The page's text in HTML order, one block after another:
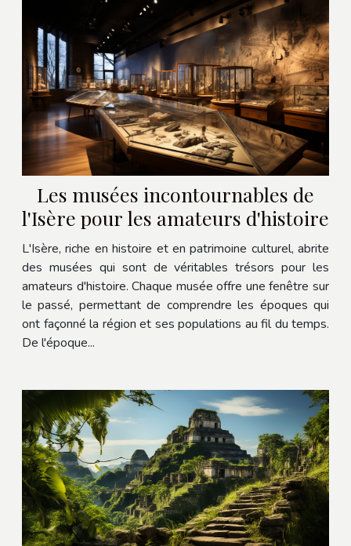
Les musées incontournables de
l'Isère pour les amateurs d'histoire
L'Isère, riche en histoire et en patrimoine culturel, abrite
des musées qui sont de véritables trésors pour les
amateurs d'histoire. Chaque musée offre une fenêtre sur
le passé, permettant de comprendre les époques qui
ont façonné la région et ses populations au fil du temps.
De l'époque...